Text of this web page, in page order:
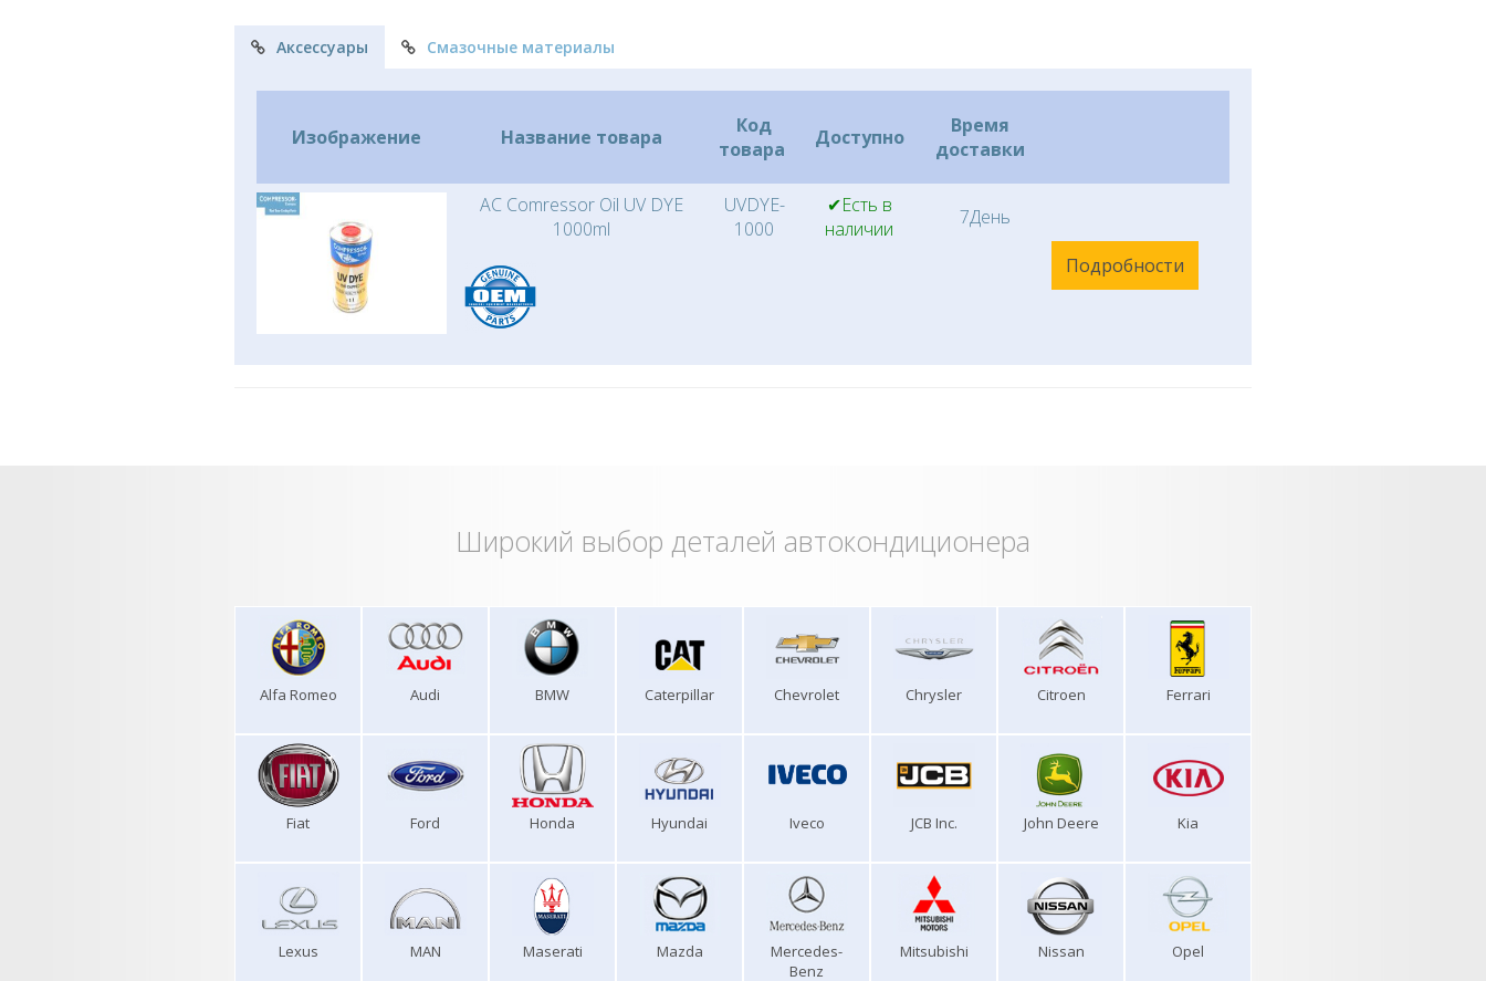
Аксессуары Смазочные материалы
Изображение Название товара
Код
товара
Доступно
Время
доставки
AC Comressor Oil UV DYE
1000ml
UVDYE-
1000
✔Есть в
наличии
7День
Подробности
Широкий выбор деталей автокондиционера
Alfa Romeo Audi BMW Caterpillar Chevrolet Chrysler Citroen Ferrari
Fiat Ford Honda Hyundai Iveco JCB Inc. John Deere Kia
Lexus MAN Maserati Mazda
Mercedes-
Benz
Mitsubishi Nissan Opel